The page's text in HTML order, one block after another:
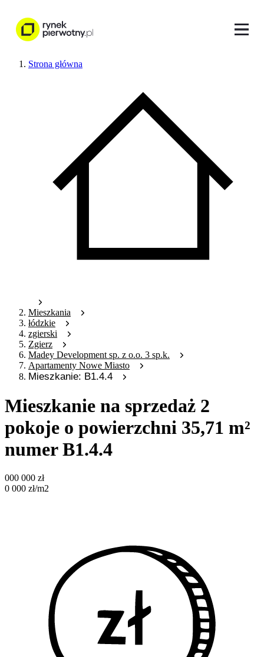
Strona główna
Mieszkania
łódzkie
zgierski
Zgierz
Madey Development sp. z o.o. 3 sp.k.
Apartamenty Nowe Miasto
Mieszkanie: B1.4.4
Mieszkanie na sprzedaż 2
pokoje o powierzchni 35,71 m²
numer B1.4.4
000 000 zł
0 000 zł/m2